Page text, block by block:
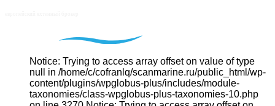
Notice: Trying to access array offset on value of type
null in /home/c/cofranlq/scanmarine.ru/public_html/wp-
content/plugins/wpglobus-plus/includes/module-
taxonomies/class-wpglobus-plus-taxonomies-10.php